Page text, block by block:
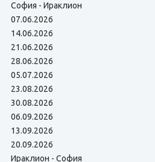
София - Ираклион
07.06.2026
14.06.2026
21.06.2026
28.06.2026
05.07.2026
23.08.2026
30.08.2026
06.09.2026
13.09.2026
20.09.2026
Ираклион - София